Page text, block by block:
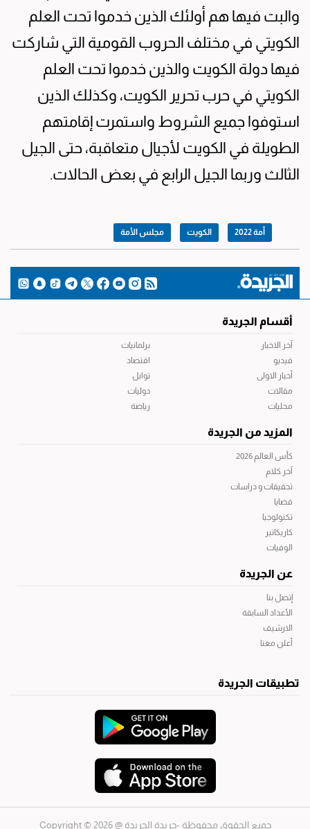
والبت فيها هم أولئك الذين خدموا تحت العلم
الكويتي في مختلف الحروب القومية التي شاركت
فيها دولة الكويت والذين خدموا تحت العلم
الكويتي في حرب تحرير الكويت، وكذلك الذين
استوفوا جميع الشروط واستمرت إقامتهم
الطويلة في الكويت لأجيال متعاقبة، حتى الجيل
الثالث وربما الجيل الرابع في بعض الحالات.
أمة 2022 الكويت مجلس الأمة
أقسام الجريدة
آخر الاخبار
فيديو
أخبار الاولى
مقالات
محليات
برلمانيات
اقتصاد
توابل
دوليات
رياضة
المزيد من الجريدة
كأس العالم 2026
آخر كلام
تحقيقات و دراسات
قضايا
تكنولوجيا
كاريكاتير
الوفيات
عن الجريدة
إتصل بنا
الأعداد السابقة
الارشيف
أعلن معنا
تطبيقات الجريدة
جميع الحقوق محفوظة -جريدة الجريدة@ 2026 © Copyright